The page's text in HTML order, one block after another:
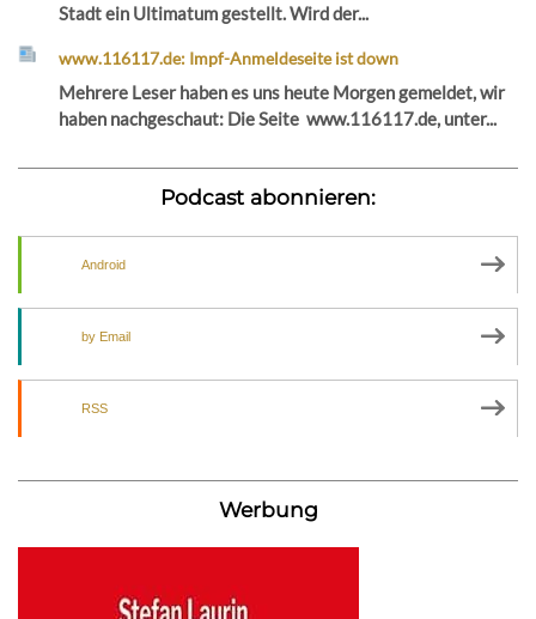
Stadt ein Ultimatum gestellt. Wird der...
www.116117.de: Impf-Anmeldeseite ist down
Mehrere Leser haben es uns heute Morgen gemeldet, wir
haben nachgeschaut: Die Seite www.116117.de, unter...
Podcast abonnieren:
Android
by Email
RSS
Werbung